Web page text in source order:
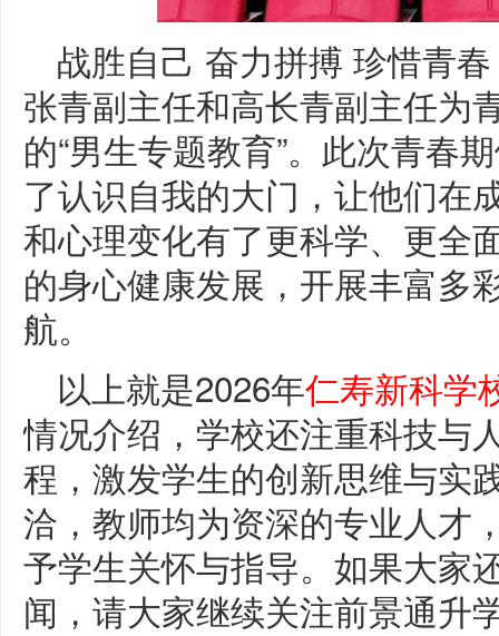
战胜自己 奋力拼搏 珍惜青
张青副主任和高长青副主任为
的“男生专题教育”。此次青春
了认识自我的大门，让他们在
和心理变化有了更科学、更全
的身心健康发展，开展丰富多
航。
以上就是2026年仁寿新科学
情况介绍，学校还注重科技与
程，激发学生的创新思维与实
洽，教师均为资深的专业人才
予学生关怀与指导。如果大家
闻，请大家继续关注前景通升